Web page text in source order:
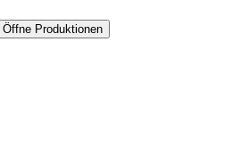
Öffne Produktionen